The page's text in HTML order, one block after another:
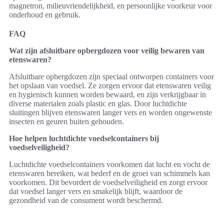
magnetron, milieuvriendelijkheid, en persoonlijke voorkeur voor
onderhoud en gebruik.
FAQ
Wat zijn afsluitbare opbergdozen voor veilig bewaren van
etenswaren?
Afsluitbare opbergdozen zijn speciaal ontworpen containers voor
het opslaan van voedsel. Ze zorgen ervoor dat etenswaren veilig
en hygienisch kunnen worden bewaard, en zijn verkrijgbaar in
diverse materialen zoals plastic en glas. Door luchtdichte
sluitingen blijven etenswaren langer vers en worden ongewenste
insecten en geuren buiten gehouden.
Hoe helpen luchtdichte voedselcontainers bij
voedselveiligheid?
Luchtdichte voedselcontainers voorkomen dat lucht en vocht de
etenswaren bereiken, wat bederf en de groei van schimmels kan
voorkomen. Dit bevordert de voedselveiligheid en zorgt ervoor
dat voedsel langer vers en smakelijk blijft, waardoor de
gezondheid van de consument wordt beschermd.